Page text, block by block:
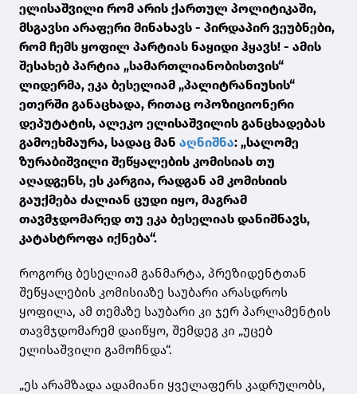
ელისაშვილი რომ არის ქართულ პოლიტიკაში,
მსგავსი არაფერი მინახავს - პირდაპირ ვეუბნები,
რომ ჩემს ყოფილ პარტიას ნაყიდი ჰყავს! - ამის
შესახებ პარტია „სამართლიანობისთვის“
ლიდერმა, ეკა ბესელიამ „პალიტრანიუსის“
ეთერში განაცხადა, რითაც ოპოზიციონერი
დეპუტატის, ალეკო ელისაშვილის განცხადებას
გამოეხმაურა, სადაც მან აღნიშნა: „სალომე
ზურაბიშვილი შეწყალების კომისიას თუ
აღადგენს, ეს კარგია, რადგან ამ კომისიის
გაუქმება ძალიან ცუდი იყო, მაგრამ
თავმჯდომარედ თუ ეკა ბესელიას დანიშნავს,
კატასტროფა იქნება“.
როგორც ბესელიამ განმარტა, პრეზიდენტთან
შეწყალების კომისიაზე საუბარი არასდროს
ყოფილა, ამ თემაზე საუბარი კი ჯერ პარლამენტის
თავმჯდომარემ დაიწყო, შემდეგ კი „უცებ
ელისაშვილი გამოჩნდა“.
„ეს არამზადა ადამიანი ყველაფერს კადრულობს,